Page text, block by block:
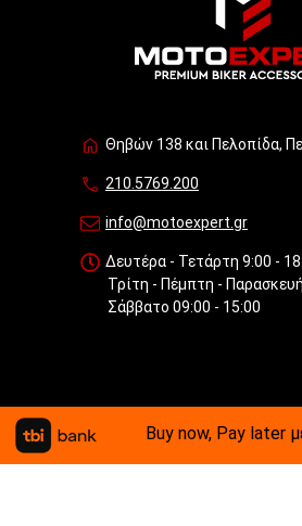
Θηβών 138 και Πελοπίδα,
210.5769.200
info@motoexpert.gr
Δευτέρα - Τετάρτη 9:00 -
Τρίτη - Πέμπτη -
Σάββατο 09:00 - 15:00
Buy now, Pay later